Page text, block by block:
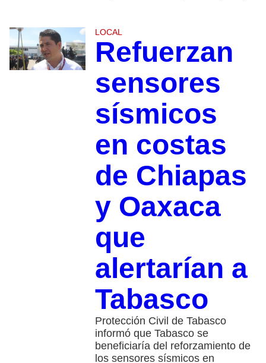
LOCAL
Refuerzan
sensores
sísmicos
en costas
de Chiapas
y Oaxaca
que
alertarían a
Tabasco
Protección Civil de Tabasco
informó que Tabasco se
beneficiaría del reforzamiento de
los sensores sísmicos en